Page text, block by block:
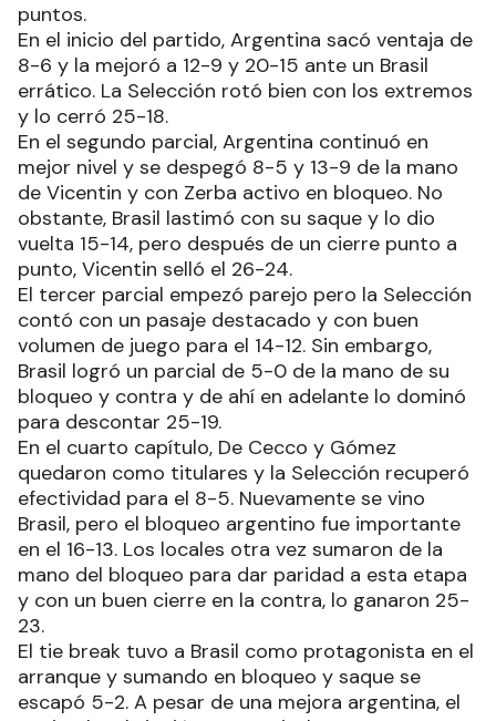
puntos.
En el inicio del partido, Argentina sacó ventaja de
8-6 y la mejoró a 12-9 y 20-15 ante un Brasil
errático. La Selección rotó bien con los extremos
y lo cerró 25-18.
En el segundo parcial, Argentina continuó en
mejor nivel y se despegó 8-5 y 13-9 de la mano
de Vicentin y con Zerba activo en bloqueo. No
obstante, Brasil lastimó con su saque y lo dio
vuelta 15-14, pero después de un cierre punto a
punto, Vicentin selló el 26-24.
El tercer parcial empezó parejo pero la Selección
contó con un pasaje destacado y con buen
volumen de juego para el 14-12. Sin embargo,
Brasil logró un parcial de 5-0 de la mano de su
bloqueo y contra y de ahí en adelante lo dominó
para descontar 25-19.
En el cuarto capítulo, De Cecco y Gómez
quedaron como titulares y la Selección recuperó
efectividad para el 8-5. Nuevamente se vino
Brasil, pero el bloqueo argentino fue importante
en el 16-13. Los locales otra vez sumaron de la
mano del bloqueo para dar paridad a esta etapa
y con un buen cierre en la contra, lo ganaron 25-
23.
El tie break tuvo a Brasil como protagonista en el
arranque y sumando en bloqueo y saque se
escapó 5-2. A pesar de una mejora argentina, el